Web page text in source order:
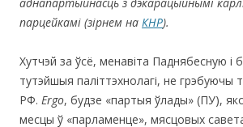
парцейкамі (зірнем на КНР).
Хутчэй за ўсё, менавіта Паднябесную і
тутэйшыя паліттэхнолагі, не грэбуючы
РФ. Ergo, будзе «партыя ўлады» (ПУ),
месцы ў «парламенце», мясцовых